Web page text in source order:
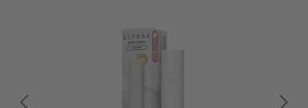
Bildergalerie überspringen